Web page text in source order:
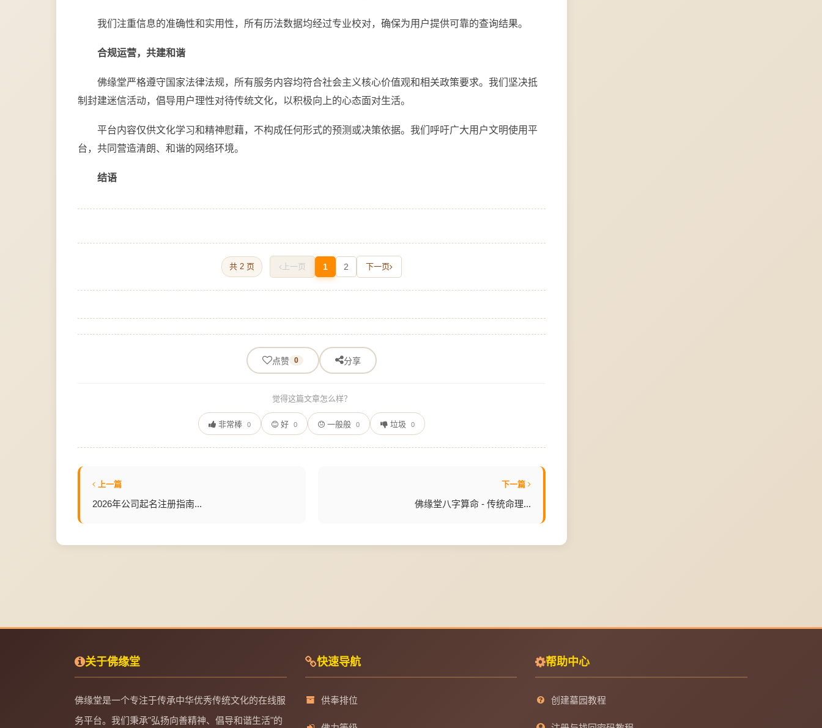
我们注重信息的准确性和实用性，所有历法数据均经过专业校对，确保为用户提供可靠的查询结果。
合规运营，共建和谐
佛缘堂严格遵守国家法律法规，所有服务内容均符合社会主义核心价值观和相关政策要求。我们坚决抵
制封建迷信活动，倡导用户理性对待传统文化，以积极向上的心态面对生活。
平台内容仅供文化学习和精神慰藉，不构成任何形式的预测或决策依据。我们呼吁广大用户文明使用平
台，共同营造清朗、和谐的网络环境。
结语
共 2 页 上一页 1 2 下一页
点赞 0 分享
觉得这篇文章怎么样？
非常棒 0 好 0 一般般 0 垃圾 0
上一篇
2026年公司起名注册指南...
下一篇
佛缘堂八字算命 - 传统命理...
关于佛缘堂
佛缘堂是一个专注于传承中华优秀传统文化的在线服
务平台。我们秉承"弘扬向善精神、倡导和谐生活"的
快速导航
供奉排位
帮助中心
创建墓园教程